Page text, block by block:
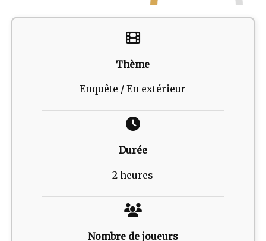
Thème
Enquête / En extérieur
Durée
2 heures
Nombre de joueurs